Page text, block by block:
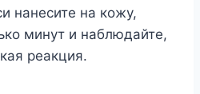
нанесите на кожу,
минут и наблюдайте,
реакция.